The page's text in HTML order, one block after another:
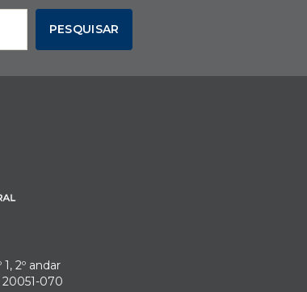
PESQUISAR
2º andar
20051-070